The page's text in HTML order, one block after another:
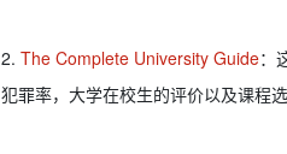
2. The Complete University Guide：
犯罪率，大学在校生的评价以及课程选